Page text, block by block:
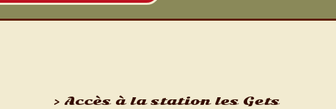
> Accès à la station les Gets